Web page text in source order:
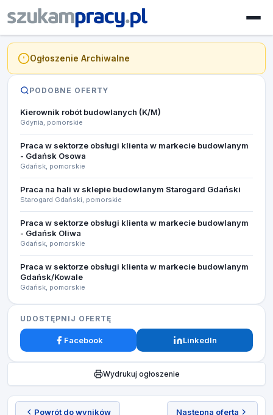
Powrót do wyników Następna oferta
Ogłoszenie Archiwalne
PODOBNE OFERTY
Kierownik robót budowlanych (K/M)
Gdynia, pomorskie
Praca w sektorze obsługi klienta w markecie budowlanym
- Gdańsk Osowa
Gdańsk, pomorskie
Praca na hali w sklepie budowlanym Starogard Gdański
Starogard Gdański, pomorskie
Praca w sektorze obsługi klienta w markecie budowlanym
- Gdańsk Oliwa
Gdańsk, pomorskie
Praca w sektorze obsługi klienta w markecie budowlanym
Gdańsk/Kowale
Gdańsk, pomorskie
UDOSTĘPNIJ OFERTĘ
Facebook LinkedIn
Wydrukuj ogłoszenie